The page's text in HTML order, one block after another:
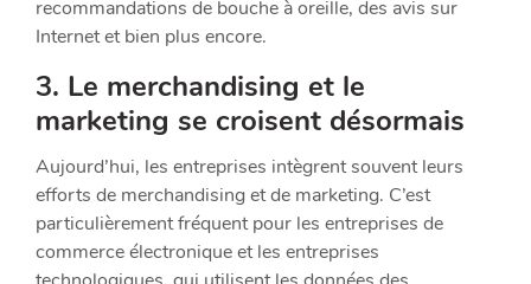
recommandations de bouche à oreille, des avis sur
Internet et bien plus encore.
3. Le merchandising et le
marketing se croisent désormais
Aujourd’hui, les entreprises intègrent souvent leurs
efforts de merchandising et de marketing. C’est
particulièrement fréquent pour les entreprises de
commerce électronique et les entreprises